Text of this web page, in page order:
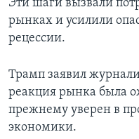
Эти шаги вызвали
рынках и усилили
рецессии.
Трамп заявил
реакция рынка была
прежнему уверен в
экономики.